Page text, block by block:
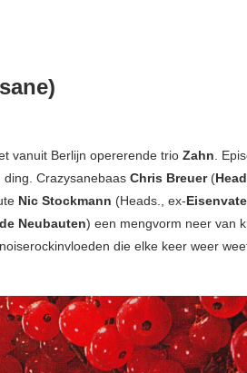
vanuit Berlijn opererende trio Zahn.
Crazysanebaas Chris Breuer(
Nic Stockmann (Heads., ex-
Neubauten) een mengvorm neer van
die elke keer weer